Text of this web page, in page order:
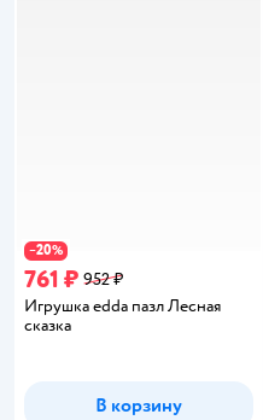
−20%
761 ₽ 952 ₽
Игрушка edda пазл Лесная
сказка
В корзину